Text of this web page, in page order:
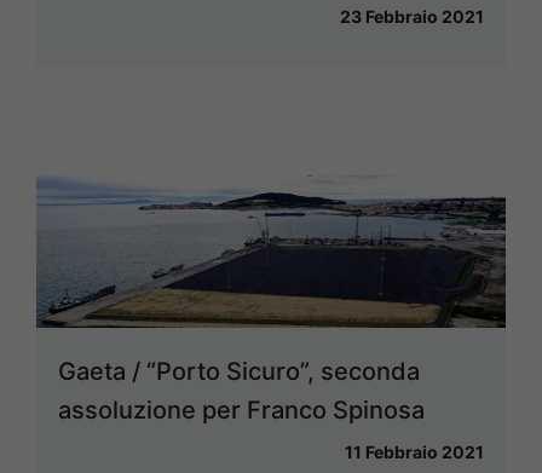
23 Febbraio 2021
Gaeta / “Porto Sicuro”, seconda
assoluzione per Franco Spinosa
11 Febbraio 2021